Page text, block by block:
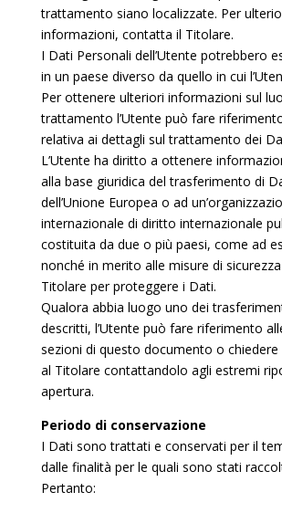
trattamento siano localizzate. Per
informazioni, contatta il Titolare.
I Dati Personali dell’Utente potrebbero
in un paese diverso da quello in cui
Per ottenere ulteriori informazioni sul
trattamento l’Utente può fare
relativa ai dettagli sul trattamento dei
L’Utente ha diritto a ottenere
alla base giuridica del trasferimento di
dell’Unione Europea o ad
internazionale di diritto internazionale
costituita da due o più paesi, come ad
nonché in merito alle misure di
Titolare per proteggere i Dati.
Qualora abbia luogo uno dei
descritti, l’Utente può fare riferimento
sezioni di questo documento o
al Titolare contattandolo agli estremi
apertura.
Periodo di conservazione
I Dati sono trattati e conservati per il
dalle finalità per le quali sono stati
Pertanto: